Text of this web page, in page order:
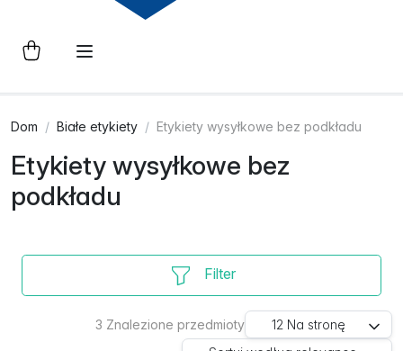
Dom Białe etykiety Etykiety wysyłkowe bez podkładu
Etykiety wysyłkowe bez
podkładu
Filter
3 Znalezione przedmioty 12 Na stronę